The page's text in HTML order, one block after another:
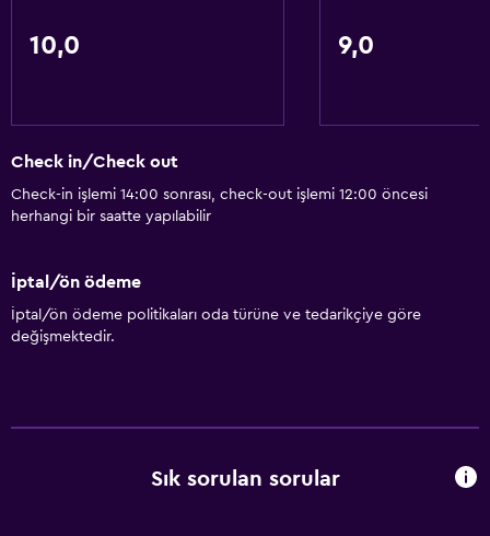
10,0 9,0
Check in/Check out
Check-in işlemi 14:00 sonrası, check-out işlemi 12:00 öncesi
herhangi bir saatte yapılabilir
İptal/ön ödeme
İptal/ön ödeme politikaları oda türüne ve tedarikçiye göre
değişmektedir.
Sık sorulan sorular